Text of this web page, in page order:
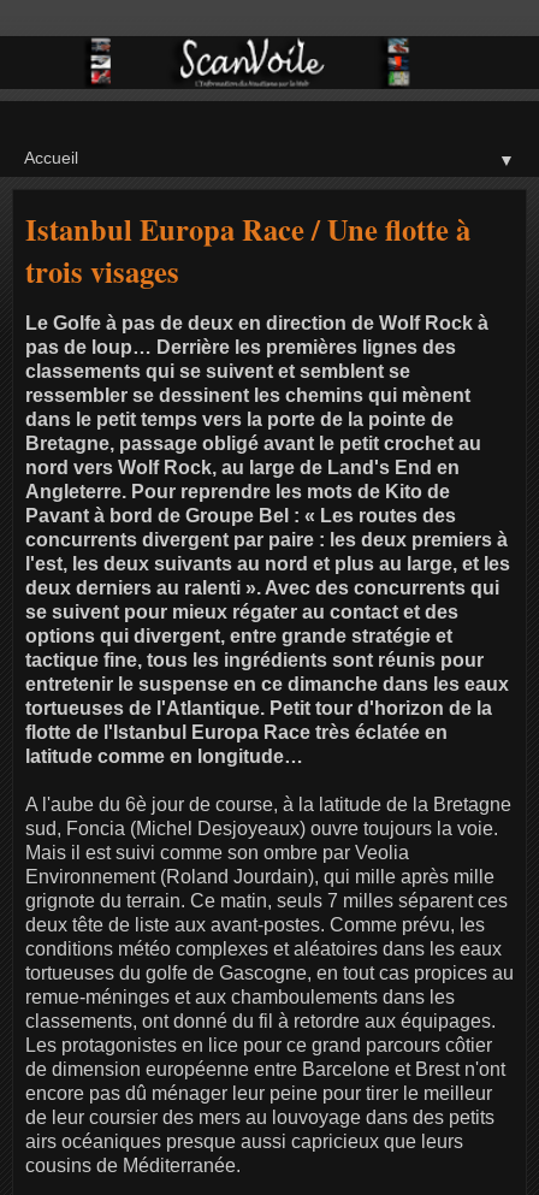
▼
Istanbul Europa Race / Une flotte à
trois visages
Le Golfe à pas de deux en direction de Wolf Rock à
pas de loup… Derrière les premières lignes des
classements qui se suivent et semblent se
ressembler se dessinent les chemins qui mènent
dans le petit temps vers la porte de la pointe de
Bretagne, passage obligé avant le petit crochet au
nord vers Wolf Rock, au large de Land's End en
Angleterre. Pour reprendre les mots de Kito de
Pavant à bord de Groupe Bel : « Les routes des
concurrents divergent par paire : les deux premiers à
l'est, les deux suivants au nord et plus au large, et les
deux derniers au ralenti ». Avec des concurrents qui
se suivent pour mieux régater au contact et des
options qui divergent, entre grande stratégie et
tactique fine, tous les ingrédients sont réunis pour
entretenir le suspense en ce dimanche dans les eaux
tortueuses de l'Atlantique. Petit tour d'horizon de la
flotte de l'Istanbul Europa Race très éclatée en
latitude comme en longitude…
A l'aube du 6è jour de course, à la latitude de la Bretagne
sud, Foncia (Michel Desjoyeaux) ouvre toujours la voie.
Mais il est suivi comme son ombre par Veolia
Environnement (Roland Jourdain), qui mille après mille
grignote du terrain. Ce matin, seuls 7 milles séparent ces
deux tête de liste aux avant-postes. Comme prévu, les
conditions météo complexes et aléatoires dans les eaux
tortueuses du golfe de Gascogne, en tout cas propices au
remue-méninges et aux chamboulements dans les
classements, ont donné du fil à retordre aux équipages.
Les protagonistes en lice pour ce grand parcours côtier
de dimension européenne entre Barcelone et Brest n'ont
encore pas dû ménager leur peine pour tirer le meilleur
de leur coursier des mers au louvoyage dans des petits
airs océaniques presque aussi capricieux que leurs
cousins de Méditerranée.